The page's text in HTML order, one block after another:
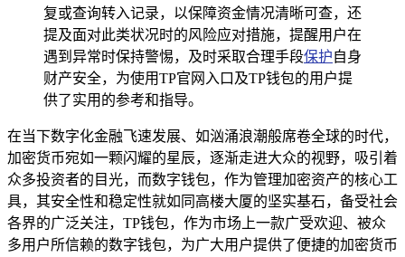
复或查询转入记录，以保障资金情况清晰可查，还
提及面对此类状况时的风险应对措施，提醒用户在
遇到异常时保持警惕，及时采取合理手段保护自身
财产安全，为使用TP官网入口及TP钱包的用户提
供了实用的参考和指导。
在当下数字化金融飞速发展、如汹涌浪潮般席卷全球的时代，
加密货币宛如一颗闪耀的星辰，逐渐走进大众的视野，吸引着
众多投资者的目光，而数字钱包，作为管理加密资产的核心工
具，其安全性和稳定性就如同高楼大厦的坚实基石，备受社会
各界的广泛关注，TP钱包，作为市场上一款广受欢迎、被众
多用户所信赖的数字钱包，为广大用户提供了便捷的加密货币